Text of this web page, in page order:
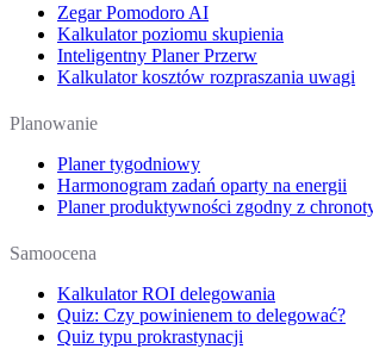
Zegar Pomodoro AI
Kalkulator poziomu skupienia
Inteligentny Planer Przerw
Kalkulator kosztów rozpraszania uwagi
Planowanie
Planer tygodniowy
Harmonogram zadań oparty na energii
Planer produktywności zgodny z
Samoocena
Kalkulator ROI delegowania
Quiz: Czy powinienem to delegować?
Quiz typu prokrastynacji